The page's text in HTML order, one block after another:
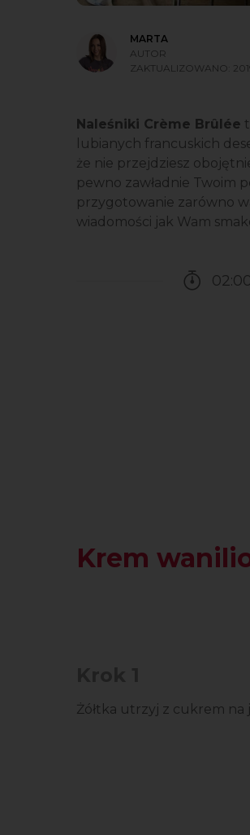
MARTA
AUTOR
ZAKTUALIZOWANO:
Naleśniki Crème Brûlée
lubianych francuskich
że nie przejdziesz
pewno zawładnie Twoim
przygotowanie zarówno
wiadomości jak Wam
Krem
Żółtka utrzyj z cukrem na